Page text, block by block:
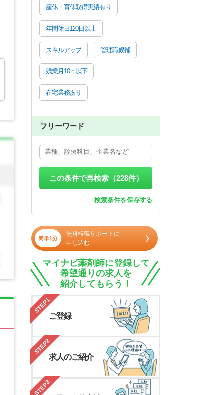
産休・育休取得実績有り
年間休日120日以上
スキルアップ 管理職候補
残業月10ｈ以下
在宅業務あり
フリーワード
この条件で再検索（228件）
検索条件を保存する
簡単1分
無料転職サポートに
申し込む
マイナビ薬剤師に登録して
希望通りの求人を
紹介してもらう！
STEP1
ご登録
STEP2
求人のご紹介
STEP3